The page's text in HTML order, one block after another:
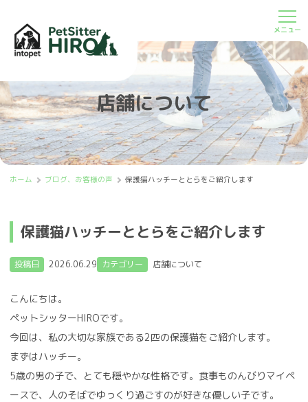
店舗について
ホーム ブログ、お客様の声 保護猫ハッチーととらをご紹介します
保護猫ハッチーととらをご紹介します
投稿日 2026.06.29 カテゴリー 店舗について
こんにちは。
ペットシッターHIROです。
今回は、私の大切な家族である2匹の保護猫をご紹介します。
まずはハッチー。
5歳の男の子で、とても穏やかな性格です。食事ものんびりマイペ
ースで、人のそばでゆっくり過ごすのが好きな優しい子です。